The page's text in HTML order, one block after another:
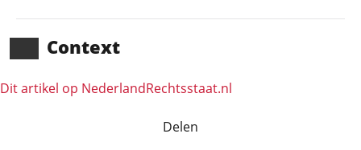
Context
Dit artikel op NederlandRechts­staat.nl
Delen